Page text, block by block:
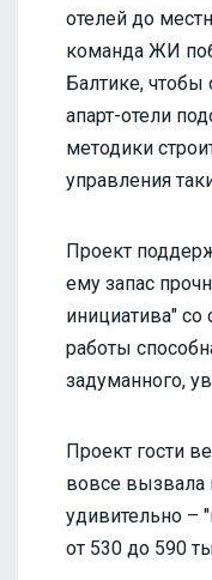
отелей до
команда ЖИ
Балтике,
апарт-отели
методики
управления
Проект
ему запас
инициатива"
работы
задуманного,
Проект гости
вовсе вызвала
удивительно –
от 530 до 590